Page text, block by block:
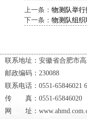
上一条： 物测队举
下一条： 物测队组
联系地址：安徽省合肥市
邮政编码：230088
联系电话：0551-65846021
传 真：0551-65846020
网 址：